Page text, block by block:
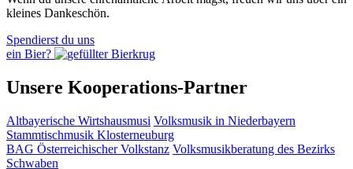
kleines Dankeschön.
Spendierst du uns
ein Bier?
Unsere Kooperations-Partner
Altbayerische Wirtshausmusi Volksmusik in Niederbayern
Stammtischmusik Klosterneuburg
BAG Österreichischer Volkstanz Volksmusikberatung des Bezirks
Schwaben